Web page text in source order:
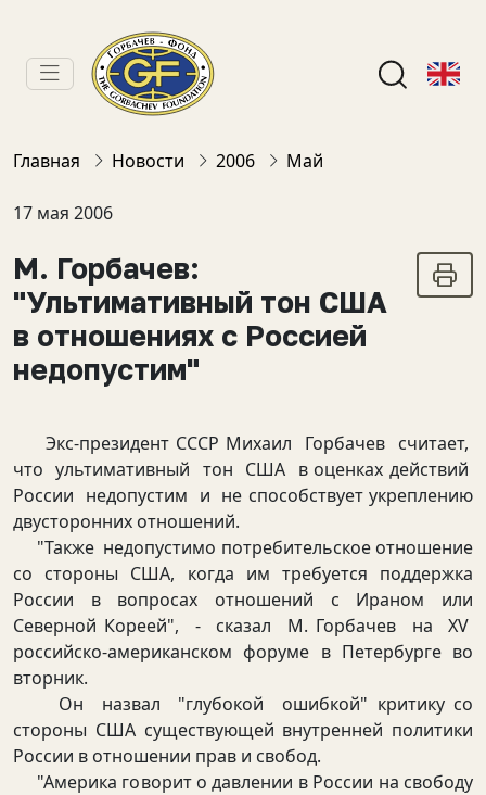
Главная Новости 2006 Май
17 мая 2006
М. Горбачев:
"Ультимативный тон США
в отношениях с Россией
недопустим"
Экс-президент СССР Михаил Горбачев считает,
что ультимативный тон США в оценках действий
России недопустим и не способствует укреплению
двусторонних отношений.
"Также недопустимо потребительское отношение
со стороны США, когда им требуется поддержка
России в вопросах отношений с Ираном или
Северной Кореей", - сказал М. Горбачев на XV
российско-американском форуме в Петербурге во
вторник.
Он назвал "глубокой ошибкой" критику со
стороны США существующей внутренней политики
России в отношении прав и свобод.
"Америка говорит о давлении в России на свободу